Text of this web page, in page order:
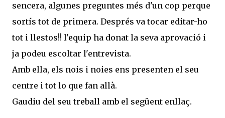
sencera, algunes preguntes més d'un cop perque
sortís tot de primera. Després va tocar editar-ho
tot i llestos!! l'equip ha donat la seva aprovació i
ja podeu escoltar l'entrevista.
Amb ella, els nois i noies ens presenten el seu
centre i tot lo que fan allà.
Gaudiu del seu treball amb el següent enllaç.